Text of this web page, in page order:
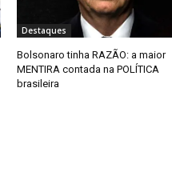
Destaques
Bolsonaro tinha RAZÃO: a maior
MENTIRA contada na POLÍTICA
brasileira